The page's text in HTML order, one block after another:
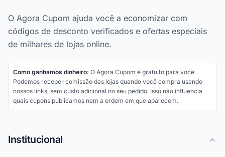
O Agora Cupom ajuda você a economizar com
códigos de desconto verificados e ofertas especiais
de milhares de lojas online.
Como ganhamos dinheiro: O Agora Cupom é gratuito para você.
Podemos receber comissão das lojas quando você compra usando
nossos links, sem custo adicional no seu pedido. Isso não influencia
quais cupons publicamos nem a ordem em que aparecem.
Institucional